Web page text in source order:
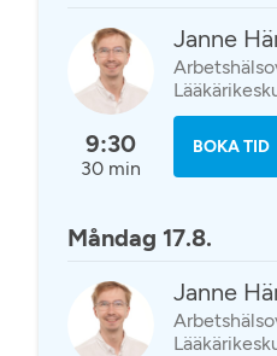
9:30
30 min
Janne
BOKA TID
Måndag 17.8.
Janne